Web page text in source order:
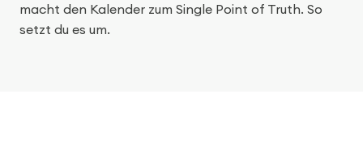
macht den Kalender zum Single Point of Truth. So
setzt du es um.